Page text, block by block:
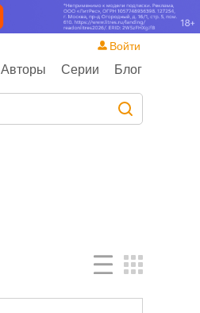
Авторы Серии Блог
Войти